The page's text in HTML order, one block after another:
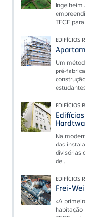
Ingelheim
TECE
EDIFÍCIOS
Um
pré-
EDIFÍCIOS
Na
das
divisórias
de...
EDIFÍCIOS
Frei-
«A
habitação